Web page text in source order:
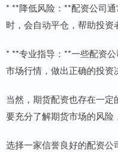
* **降低风险：**配资公司
时，会自动平仓，帮助投资
* **专业指导：**一些配资
市场行情，做出正确的投资
当然，期货配资也存在一
要充分了解期货市场的风险
选择一家信誉良好的配资